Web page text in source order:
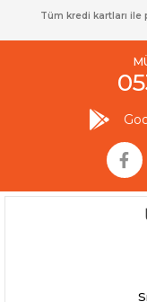
Tüm kredi kartları ile